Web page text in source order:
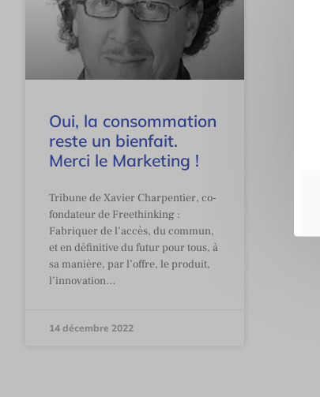
Oui, la consommation
reste un bienfait.
Merci le Marketing !
Tribune de Xavier Charpentier, co-
fondateur de Freethinking :
Fabriquer de l’accès, du commun,
et en définitive du futur pour tous, à
sa manière, par l’offre, le produit,
l’innovation…
14 décembre 2022